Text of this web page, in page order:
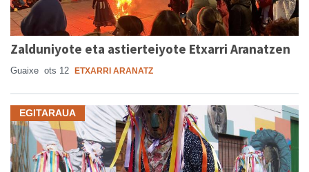
Zalduniyote eta astierteiyote Etxarri Aranatzen
Guaixe ots 12 ETXARRI ARANATZ
EGITARAUA